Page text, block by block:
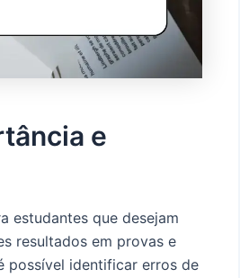
e
estudantes que desejam
resultados em provas e
possível identificar erros de